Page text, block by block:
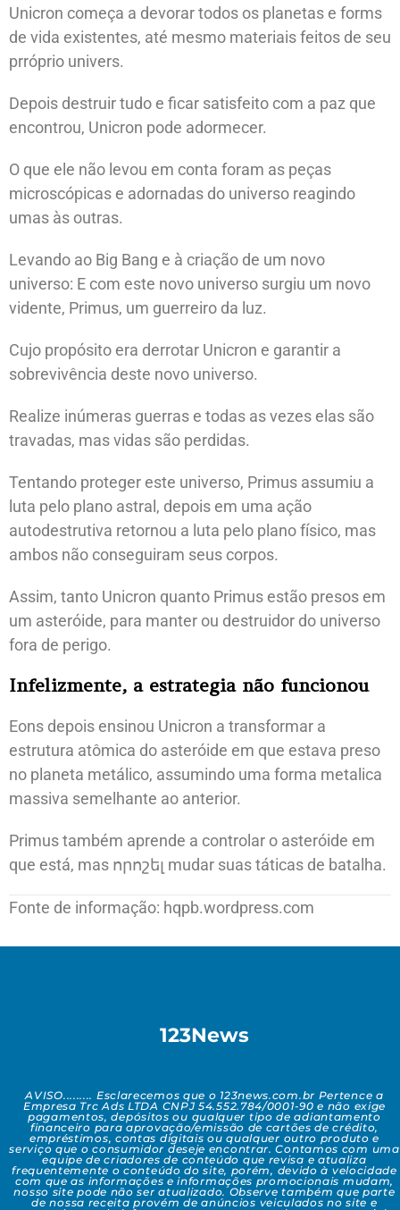
Unicron começa a devorar todos os planetas e forms
de vida existentes, até mesmo materiais feitos de seu
prróprio univers.
Depois destruir tudo e ficar satisfeito com a paz que
encontrou, Unicron pode adormecer.
O que ele não levou em conta foram as peças
microscópicas e adornadas do universo reagindo
umas às outras.
Levando ao Big Bang e à criação de um novo
universo: E com este novo universo surgiu um novo
vidente, Primus, um guerreiro da luz.
Cujo propósito era derrotar Unicron e garantir a
sobrevivência deste novo universo.
Realize inúmeras guerras e todas as vezes elas são
travadas, mas vidas são perdidas.
Tentando proteger este universo, Primus assumiu a
luta pelo plano astral, depois em uma ação
autodestrutiva retornou a luta pelo plano físico, mas
ambos não conseguiram seus corpos.
Assim, tanto Unicron quanto Primus estão presos em
um asteróide, para manter ou destruidor do universo
fora de perigo.
Infelizmente, a estrategia não funcionou
Eons depois ensinou Unicron a transformar a
estrutura atômica do asteróide em que estava preso
no planeta metálico, assumindo uma forma metalica
massiva semelhante ao anterior.
Primus também aprende a controlar o asteróide em
que está, mas որոշել mudar suas táticas de batalha.
Fonte de informação: hqpb.wordpress.com
123News
AVISO......... Esclarecemos que o 123news.com.br Pertence a
Empresa Trc Ads LTDA CNPJ 54.552.784/0001-90 e não exige
pagamentos, depósitos ou qualquer tipo de adiantamento
financeiro para aprovação/emissão de cartões de crédito,
empréstimos, contas digitais ou qualquer outro produto e
serviço que o consumidor deseje encontrar. Contamos com uma
equipe de criadores de conteúdo que revisa e atualiza
frequentemente o conteúdo do site, porém, devido à velocidade
com que as informações e informações promocionais mudam,
nosso site pode não ser atualizado. Observe também que parte
de nossa receita provém de anúncios veiculados no site e